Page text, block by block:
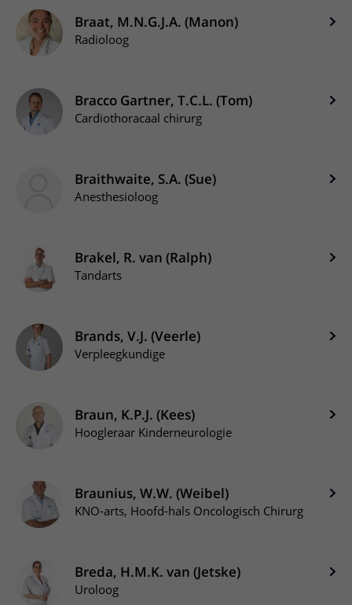
Braat, M.N.G.J.A. (Manon)
Radioloog
Bracco Gartner, T.C.L. (Tom)
Cardiothoracaal chirurg
Braithwaite, S.A. (Sue)
Anesthesioloog
Brakel, R. van (Ralph)
Tandarts
Brands, V.J. (Veerle)
Verpleegkundige
Braun, K.P.J. (Kees)
Hoogleraar Kinderneurologie
Braunius, W.W. (Weibel)
KNO-arts, Hoofd-hals Oncologisch Chirurg
Breda, H.M.K. van (Jetske)
Uroloog